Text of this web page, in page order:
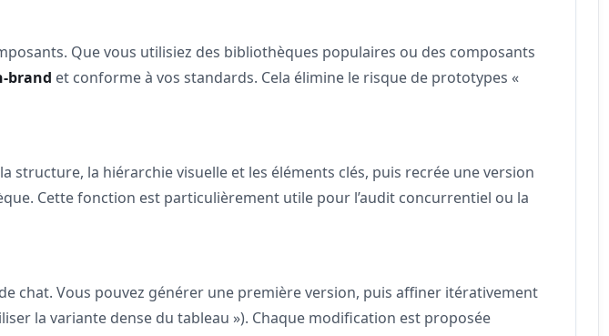
Que vous utilisiez des bibliothèques populaires ou des composants
brand et conforme à vos standards. Cela élimine le risque de prototypes «
structure, la hiérarchie visuelle et les éléments clés, puis recrée une version
Cette fonction est particulièrement utile pour l’audit concurrentiel ou la
chat. Vous pouvez générer une première version, puis affiner itérativement
la variante dense du tableau »). Chaque modification est proposée